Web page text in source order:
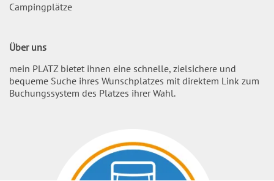
Campingplätze
Über uns
mein PLATZ bietet ihnen eine schnelle, zielsichere und
bequeme Suche ihres Wunschplatzes mit direktem Link zum
Buchungssystem des Platzes ihrer Wahl.